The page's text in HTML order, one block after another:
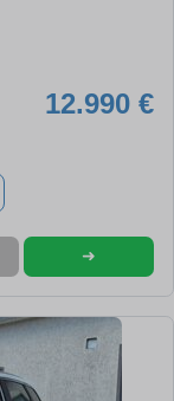
12.990 €
➜